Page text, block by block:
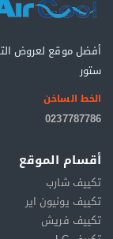
أفضل موقع لعروض
ستور
الخط الساخن
0237787786
أقسام الموقع
تكييف شارب
تكييف يونيون اير
تكييف فريش